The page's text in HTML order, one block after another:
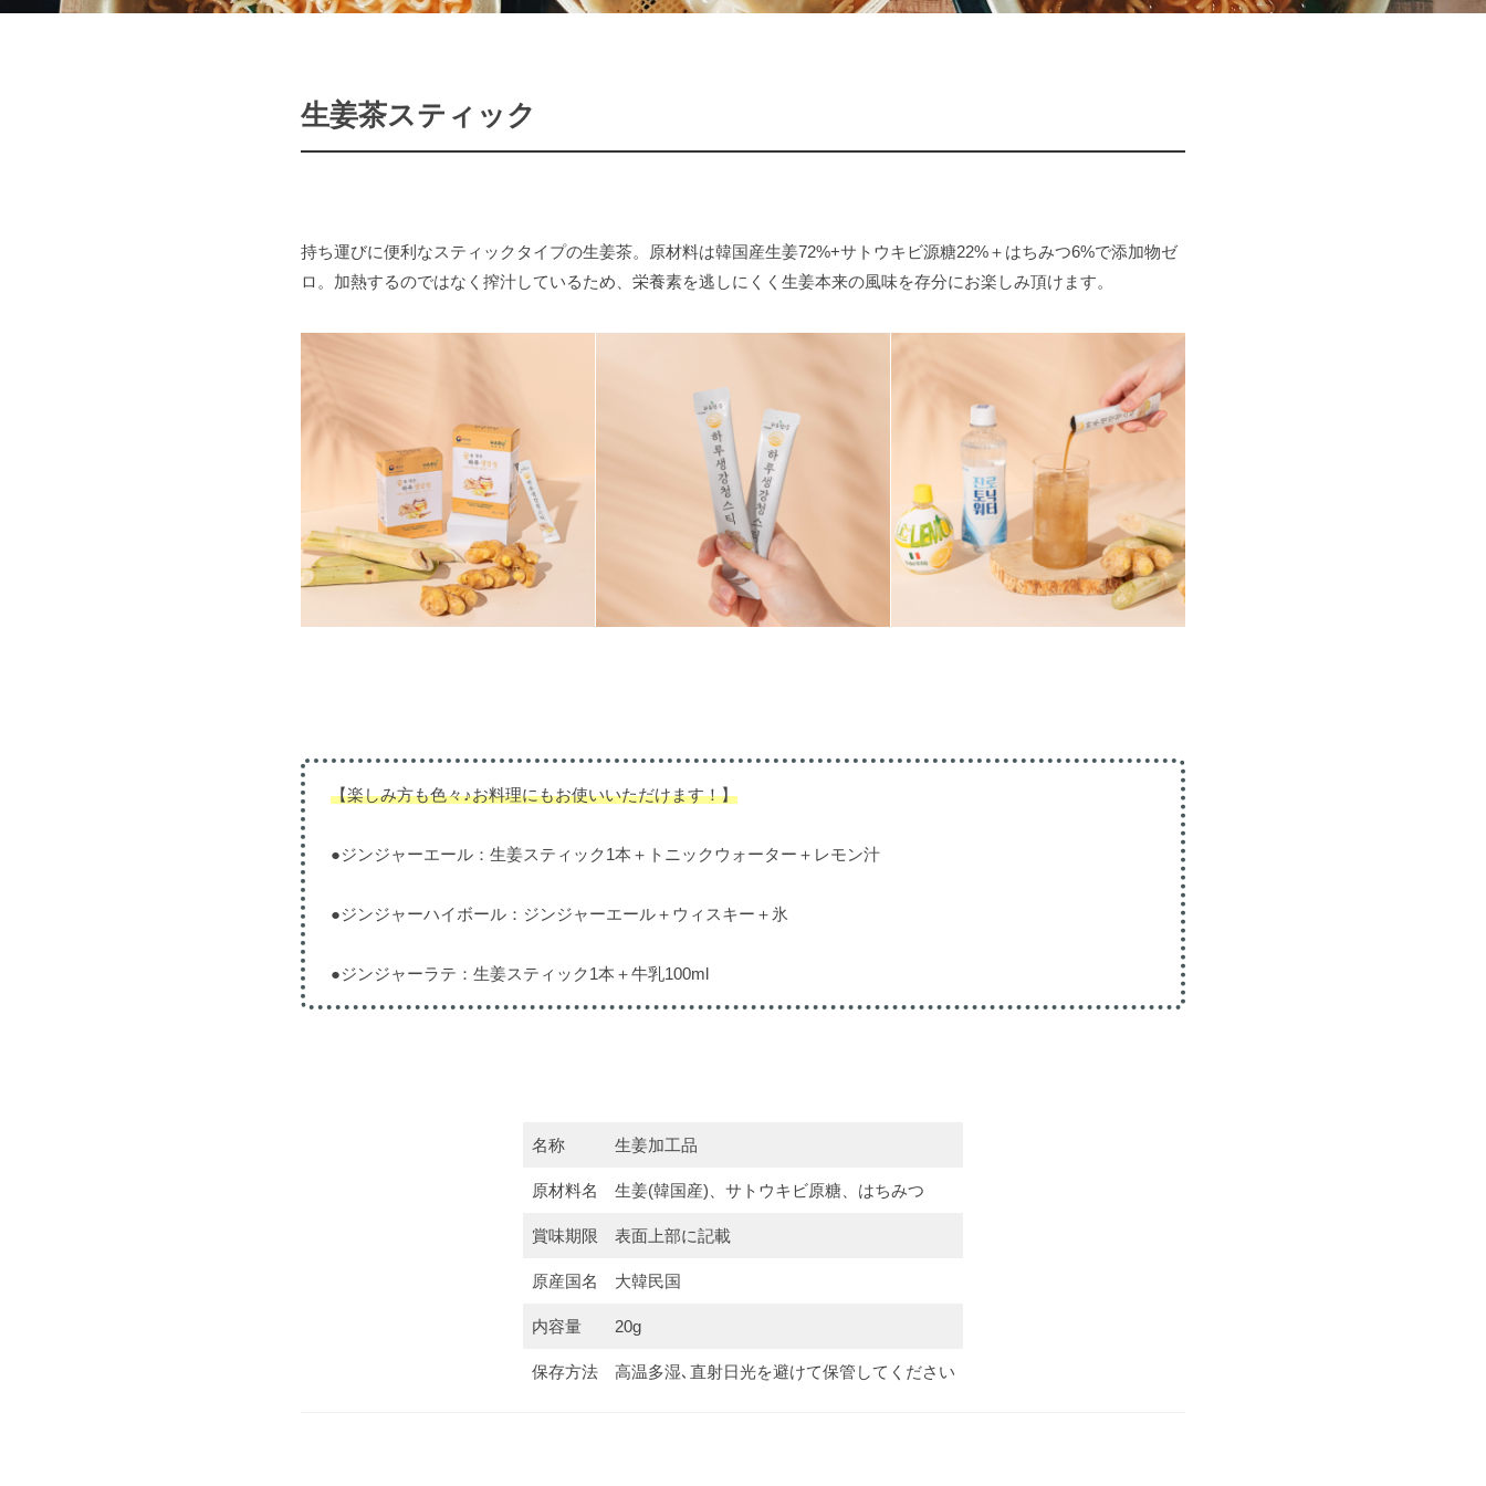
生姜茶スティック
持ち運びに便利なスティックタイプの生姜茶。原材料は韓国産生姜72%+サトウキビ源糖22%＋はちみつ6%で添加物ゼ
ロ。加熱するのではなく搾汁しているため、栄養素を逃しにくく生姜本来の風味を存分にお楽しみ頂けます。
【楽しみ方も色々♪お料理にもお使いいただけます！】
●ジンジャーエール：生姜スティック1本＋トニックウォーター＋レモン汁
●ジンジャーハイボール：ジンジャーエール＋ウィスキー＋氷
●ジンジャーラテ：生姜スティック1本＋牛乳100ml
名称 生姜加工品
原材料名 生姜(韓国産)、サトウキビ原糖、はちみつ
賞味期限 表面上部に記載
原産国名 大韓民国
内容量 20g
保存方法 高温多湿､直射日光を避けて保管してください